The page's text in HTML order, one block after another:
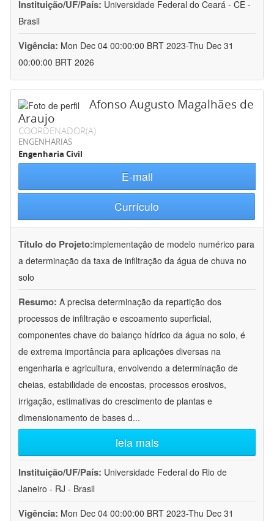
Instituição/UF/País: Universidade Federal do Ceará - CE -
Brasil
Vigência: Mon Dec 04 00:00:00 BRT 2023-Thu Dec 31
00:00:00 BRT 2026
Afonso Augusto Magalhães de
Araujo
COORDENADOR(A)
ENGENHARIAS
Engenharia Civil
E-mail
Currículo
Título do Projeto:implementação de modelo numérico para
a determinação da taxa de infiltração da água de chuva no
solo
Resumo: A precisa determinação da repartição dos
processos de infiltração e escoamento superficial,
componentes chave do balanço hídrico da água no solo, é
de extrema importância para aplicações diversas na
engenharia e agricultura, envolvendo a determinação de
cheias, estabilidade de encostas, processos erosivos,
irrigação, estimativas do crescimento de plantas e
dimensionamento de bases d...
leia mais
Instituição/UF/País: Universidade Federal do Rio de
Janeiro - RJ - Brasil
Vigência: Mon Dec 04 00:00:00 BRT 2023-Thu Dec 31